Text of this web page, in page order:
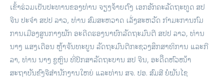
ເຂົ້າຮ່ວມເປັນປະທານຂອງທ່ານ ຈຽງຈ້າຍຕົງ ເອກອັກຄະລັດຖະທູດ ສປ
ຈີນ ປະຈຳ ສປປ ລາວ, ທ່ານ ສົມສະຫວາດ ເລັ່ງສະຫວັດ ກຳມະການກົມ
ການເມືອງສູນກາງພັກ ອະດີດຮອງນາຍົກລັດຖະມົນຕີ ສປປ ລາວ, ທ່ານ
ນາງ ແສງເດືອນ ຫຼ້າຈັນທະບູນ ລັດຖະມົນຕີກະຊວງສຶກສາທິການ ແລະກີ
ລາ, ທ່ານ ນາງ ຊູຫຼິນ ທີ່ປຶກສາລັດຖະບານ ສປ ຈີນ, ອະດີີດຫົວໜ້າ
ສະຖາບັນຂົງຈືສຳນັກງານໃຫຍ່ ແລະທ່ານ ສຈ. ປອ. ສົມສີ ຍໍພັນໄຊ